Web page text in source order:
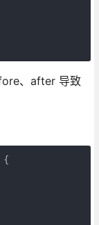
、after 导致
{